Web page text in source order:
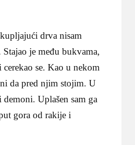
drva nisam
je među bukvama,
se. Kao u nekom
da pred njim stojim. U
Uplašen sam ga
gora od rakije i